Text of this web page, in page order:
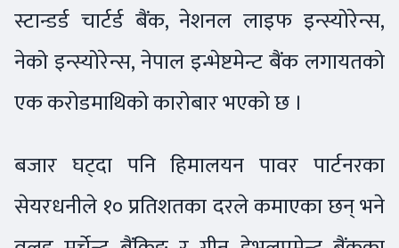
स्टान्डर्ड चार्टर्ड बैंक, नेशनल लाइफ इन्स्योरेन्स,
नेको इन्स्योरेन्स, नेपाल इन्भेष्टमेन्ट बैंक लगायतको
एक करोडमाथिको कारोबार भएको छ ।
बजार घट्दा पनि हिमालयन पावर पार्टनरका
सेयरधनीले १० प्रतिशतका दरले कमाएका छन् भने